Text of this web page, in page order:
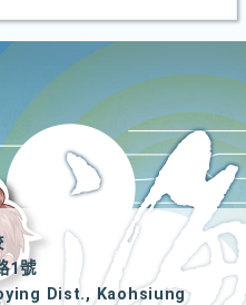
1號
Dist., Kaohsiung